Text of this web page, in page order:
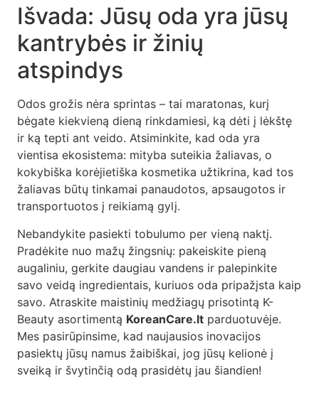
Išvada: Jūsų oda yra jūsų
kantrybės ir žinių
atspindys
Odos grožis nėra sprintas – tai maratonas, kurį
bėgate kiekvieną dieną rinkdamiesi, ką dėti į lėkštę
ir ką tepti ant veido. Atsiminkite, kad oda yra
vientisa ekosistema: mityba suteikia žaliavas, o
kokybiška korėjietiška kosmetika užtikrina, kad tos
žaliavas būtų tinkamai panaudotos, apsaugotos ir
transportuotos į reikiamą gylį.
Nebandykite pasiekti tobulumo per vieną naktį.
Pradėkite nuo mažų žingsnių: pakeiskite pieną
augaliniu, gerkite daugiau vandens ir palepinkite
savo veidą ingredientais, kuriuos oda pripažįsta kaip
savo. Atraskite maistinių medžiagų prisotintą K-
Beauty asortimentą KoreanCare.lt parduotuvėje.
Mes pasirūpinsime, kad naujausios inovacijos
pasiektų jūsų namus žaibiškai, jog jūsų kelionė į
sveiką ir švytinčią odą prasidėtų jau šiandien!